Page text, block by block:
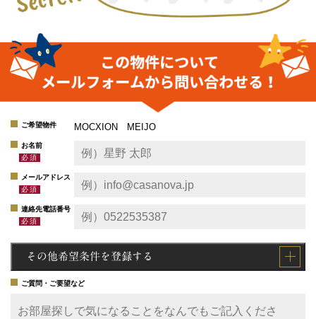
ご希望物件 MOCXION MEIJO
お名前
メールアドレス
連絡先電話番号
その他希望条件を登録する
ご質問・ご要望など